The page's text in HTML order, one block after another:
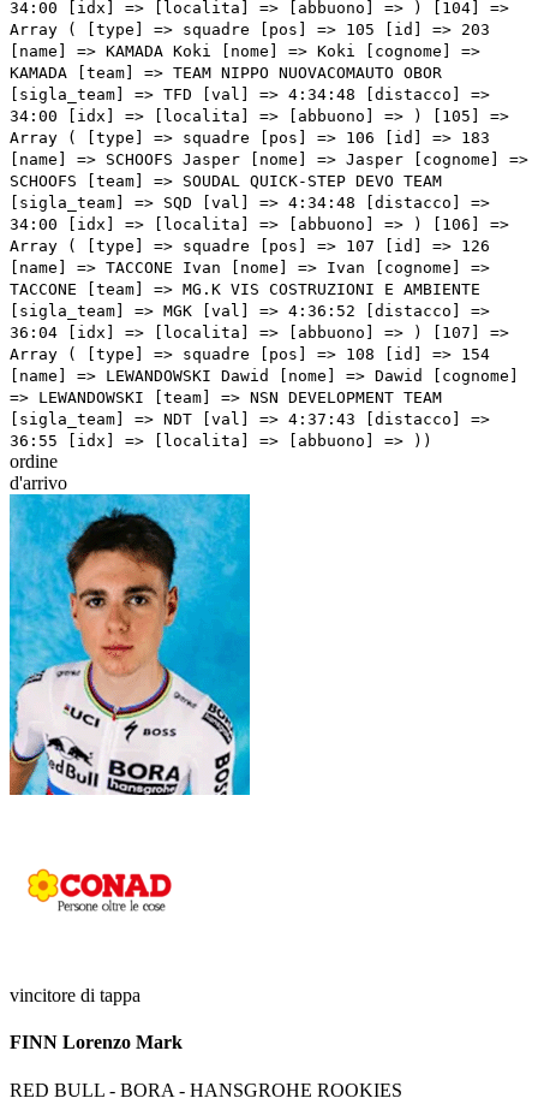
ordine
d'arrivo
vincitore di tappa
FINN Lorenzo Mark
RED BULL - BORA - HANSGROHE ROOKIES